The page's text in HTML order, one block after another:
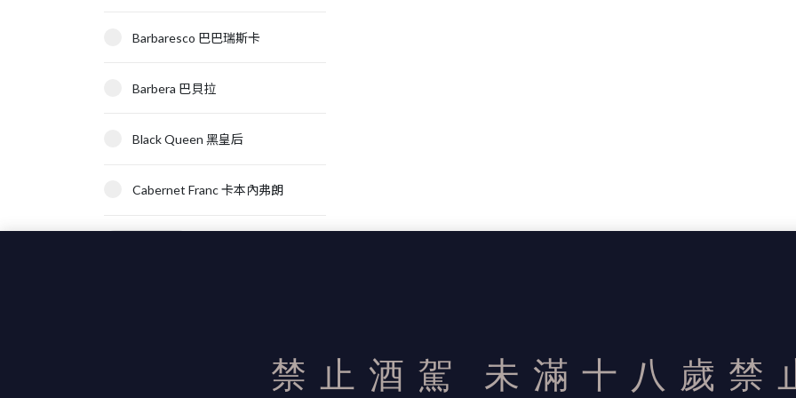
Barbaresco 巴巴瑞斯卡
Barbera 巴貝拉
Black Queen 黑皇后
Cabernet Franc 卡本內弗朗
禁止酒駕 未滿十八歲禁